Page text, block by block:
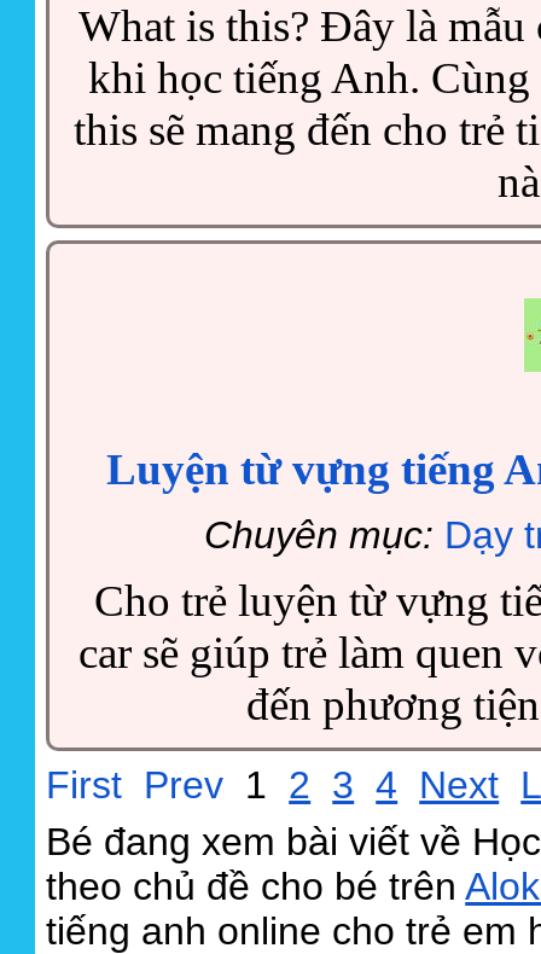
What is this? Đây là mẫu
khi học tiếng Anh.
this sẽ mang đến cho trẻ
Luyện từ vựng tiếng
Chuyên mục: Dạy
Cho trẻ luyện từ vựng
car sẽ giúp trẻ làm quen
đến phương
First Prev 1 2 3 4 Next
Bé đang xem bài viết về
theo chủ đề cho bé trên
tiếng anh online cho trẻ em